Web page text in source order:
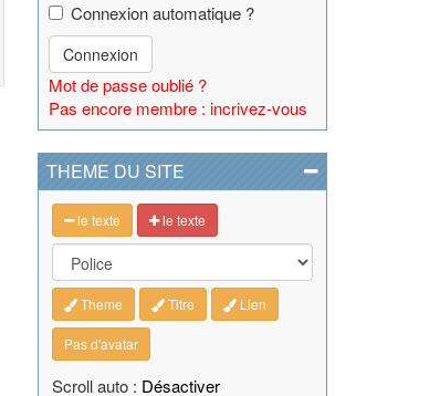
Connexion automatique ?
Connexion
Mot de passe oublié ?
Pas encore membre : incrivez-vous
THEME DU SITE
le texte le texte
Theme Titre Lien
Pas d'avatar
Scroll auto : Désactiver